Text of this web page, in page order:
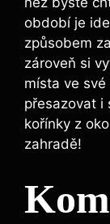
období je
způsobem
zároveň si
místa ve
přesazovat i
kořínky z
zahradě!